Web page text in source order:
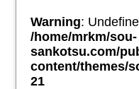
Warning:
/home/mrkm/sou-
sankotsu.com/
content/themes/
21